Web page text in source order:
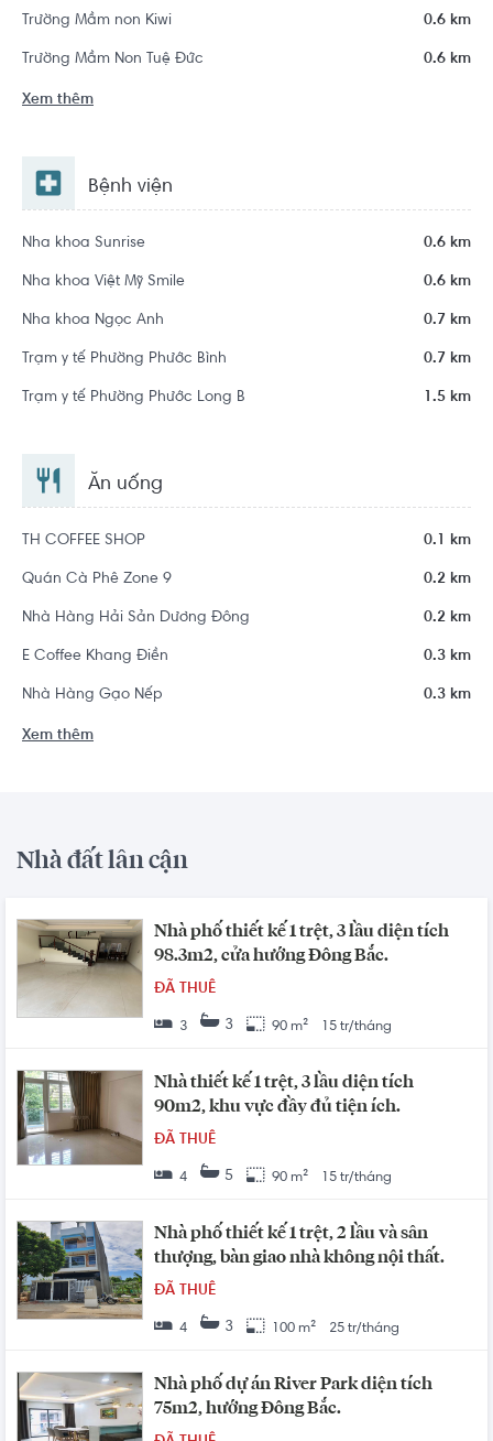
Trường Mầm non Kiwi 0.6 km
Trường Mầm Non Tuệ Đức 0.6 km
Xem thêm
Bệnh viện
Nha khoa Sunrise 0.6 km
Nha khoa Việt Mỹ Smile 0.6 km
Nha khoa Ngọc Anh 0.7 km
Trạm y tế Phường Phước Bình 0.7 km
Trạm y tế Phường Phước Long B 1.5 km
Ăn uống
TH COFFEE SHOP 0.1 km
Quán Cà Phê Zone 9 0.2 km
Nhà Hàng Hải Sản Dương Đông 0.2 km
E Coffee Khang Điền 0.3 km
Nhà Hàng Gạo Nếp 0.3 km
Xem thêm
Nhà đất lân cận
Nhà phố thiết kế 1 trệt, 3 lầu diện tích
98.3m2, cửa hướng Đông Bắc.
ĐÃ THUÊ
3 3 90 m² 15 tr/tháng
Nhà thiết kế 1 trệt, 3 lầu diện tích
90m2, khu vực đầy đủ tiện ích.
ĐÃ THUÊ
4 5 90 m² 15 tr/tháng
Nhà phố thiết kế 1 trệt, 2 lầu và sân
thượng, bàn giao nhà không nội thất.
ĐÃ THUÊ
4 3 100 m² 25 tr/tháng
Nhà phố dự án River Park diện tích
75m2, hướng Đông Bắc.